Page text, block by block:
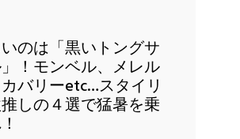
のは「黒いトングサ
！モンベル、メレル
バリーetc…スタイリ
しの４選で猛暑を乗